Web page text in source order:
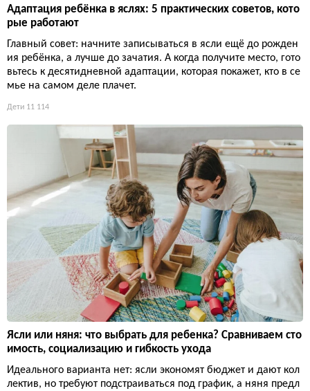
Адаптация ребёнка в яслях: 5 практических советов, кото
рые работают
Главный совет: начните записываться в ясли ещё до рожден
ия ребёнка, а лучше до зачатия. А когда получите место, гото
вьтесь к десятидневной адаптации, которая покажет, кто в се
мье на самом деле плачет.
Дети 11 114
Ясли или няня: что выбрать для ребенка? Сравниваем сто
имость, социализацию и гибкость ухода
Идеального варианта нет: ясли экономят бюджет и дают кол
лектив, но требуют подстраиваться под график, а няня предл